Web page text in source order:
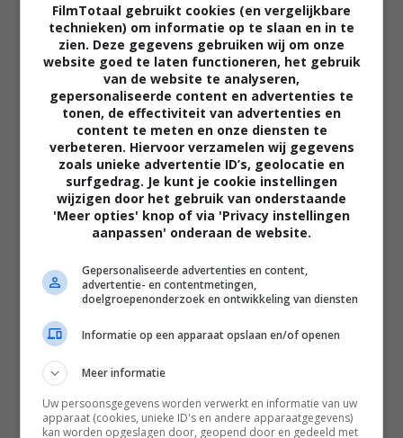
The Uprising
FilmTotaal gebruikt cookies (en vergelijkbare
technieken) om informatie op te slaan en in te
zien. Deze gegevens gebruiken wij om onze
website goed te laten functioneren, het gebruik
van de website te analyseren,
gepersonaliseerde content en advertenties te
tonen, de effectiviteit van advertenties en
content te meten en onze diensten te
verbeteren. Hiervoor verzamelen wij gegevens
zoals unieke advertentie ID’s, geolocatie en
surfgedrag. Je kunt je cookie instellingen
wijzigen door het gebruik van onderstaande
'Meer opties' knop of via 'Privacy instellingen
aanpassen' onderaan de website.
Gepersonaliseerde advertenties en content,
advertentie- en contentmetingen,
doelgroepenonderzoek en ontwikkeling van diensten
Informatie op een apparaat opslaan en/of openen
Meer informatie
Uw persoonsgegevens worden verwerkt en informatie van uw
apparaat (cookies, unieke ID's en andere apparaatgegevens)
kan worden opgeslagen door, geopend door en gedeeld met